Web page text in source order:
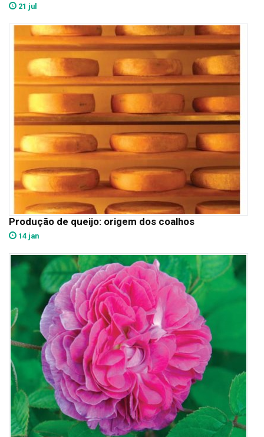
21 jul
Produção de queijo: origem dos coalhos
14 jan